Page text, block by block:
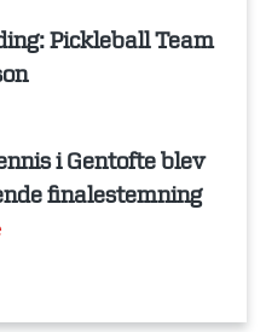
Pickleball Team
i Gentofte blev
finalestemning